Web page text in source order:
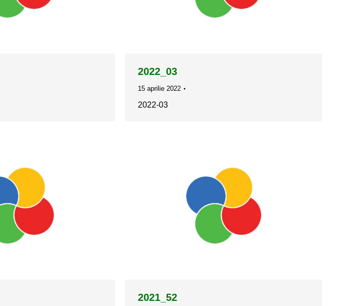
2022_03
15 aprilie 2022
2022-03
2021_52